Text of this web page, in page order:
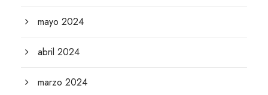
mayo 2024
abril 2024
marzo 2024